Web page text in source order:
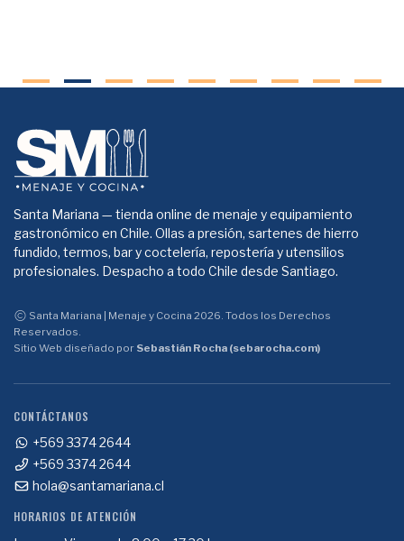
Santa Mariana — tienda online de menaje y equipamiento
gastronómico en Chile. Ollas a presión, sartenes de hierro
fundido, termos, bar y coctelería, repostería y utensilios
profesionales. Despacho a todo Chile desde Santiago.
Santa Mariana | Menaje y Cocina 2026. Todos los Derechos
Reservados.
Sitio Web diseñado por Sebastián Rocha (sebarocha.com)
CONTÁCTANOS
+569 3374 2644
+569 3374 2644
hola@santamariana.cl
HORARIOS DE ATENCIÓN